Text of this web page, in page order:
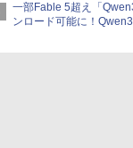
一部Fable 5超え「
ンロード可能に！